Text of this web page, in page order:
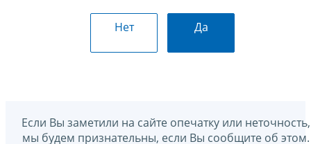
Нет Да
Если Вы заметили на сайте опечатку или неточность,
мы будем признательны, если Вы сообщите об этом.